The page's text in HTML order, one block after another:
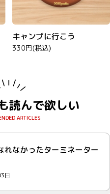
キャンプに行こう
330円(税込)
読んで欲しい
れなかったターミネーター
日